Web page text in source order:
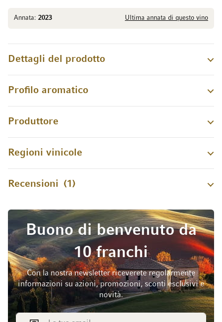
Annata: 2023 Ultima annata di questo vino
Dettagli del prodotto
Profilo aromatico
Produttore
Regioni vinicole
Recensioni 1
Buono di benvenuto da
10 franchi
Con la nostra newsletter riceverete regolarmente
informazioni su azioni, promozioni, sconti esclusivi e
novità.
Indirizzo email